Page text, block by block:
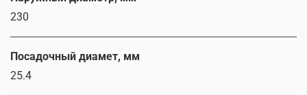
230
Посадочный диамет, мм
25.4